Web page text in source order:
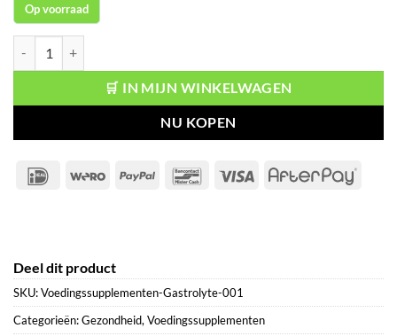
Op voorraad
🛒 IN MIJN WINKELWAGEN
NU KOPEN
IDeal Wero PayPal Bancontact
Visa
Deel dit product
SKU:Voedingssupplementen-Gastrolyte-001
Categorieën:Gezondheid,Voedingssupplementen